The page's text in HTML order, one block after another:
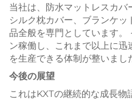
当社は、防水マットレスカバ
シルク枕カバー、ブランケ
品全般を専門としています。
ン稼働し、これまで以上に
を生産できる体制が整いまし
今後の展望
これはKXTの継続的な成長